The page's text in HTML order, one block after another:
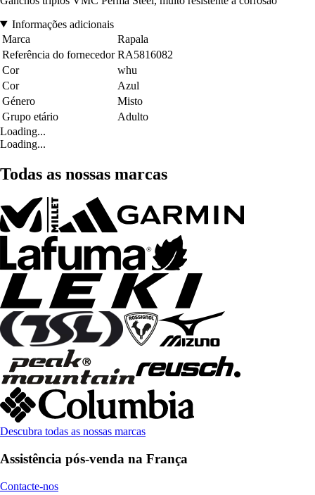
Informações adicionais
Marca
Rapala
Referência do fornecedor RA5816082
Cor
whu
Cor
Azul
Género
Misto
Grupo etário
Adulto
Loading...
Loading...
Todas as nossas marcas
Descubra todas as nossas marcas
Assistência pós-venda na França
Contacte-nos